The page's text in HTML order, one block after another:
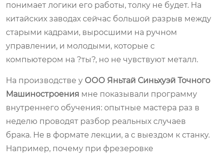
понимает логики его работы, толку не будет. На
китайских заводах сейчас большой разрыв между
старыми кадрами, выросшими на ручном
управлении, и молодыми, которые с
компьютером на ?ты?, но не чувствуют металл.
На производстве у ООО Яньтай Синьхуэй Точного
Машиностроения мне показывали программу
внутреннего обучения: опытные мастера раз в
неделю проводят разбор реальных случаев
брака. Не в формате лекции, а с выездом к станку.
Например, почему при фрезеровке